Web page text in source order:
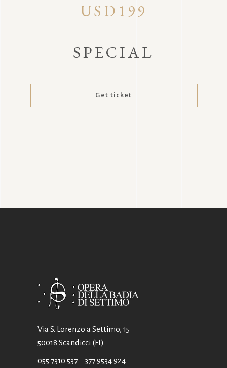
USD199
SPECIAL
Get ticket
Via S. Lorenzo a Settimo, 15
50018 Scandicci (FI)
055 7310 537– 377 9534 924